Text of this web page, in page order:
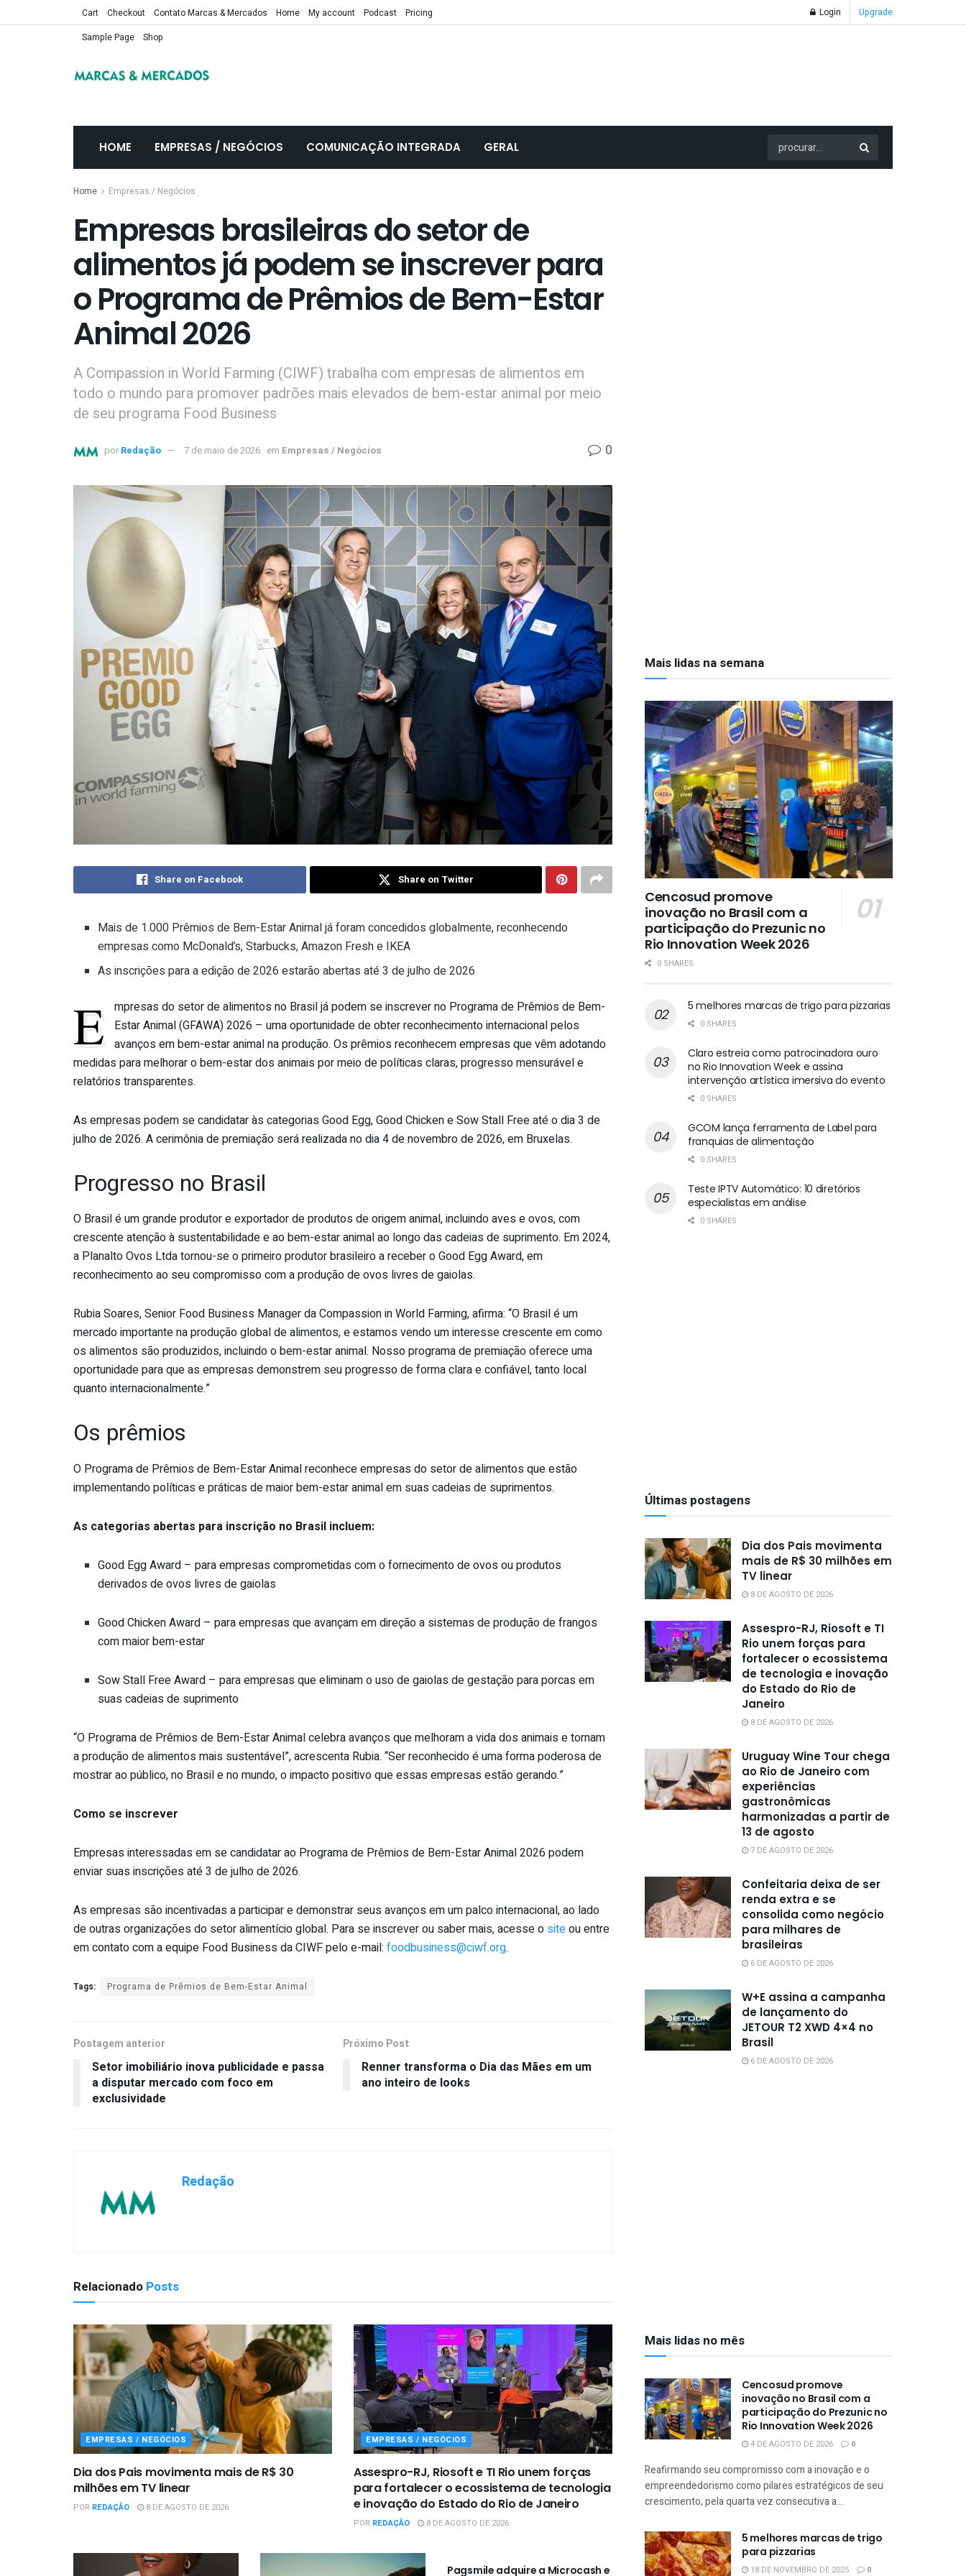
Cart Checkout Contato Marcas & Mercados Home My account Podcast
Pricing
Sample Page
Shop
Login Upgrade
HOME EMPRESAS / NEGÓCIOS COMUNICAÇÃO INTEGRADA GERAL
Home Empresas / Negócios
Empresas brasileiras do setor de
alimentos já podem se inscrever para
o Programa de Prêmios de Bem-Estar
Animal 2026
A Compassion in World Farming (CIWF) trabalha com empresas de alimentos em
todo o mundo para promover padrões mais elevados de bem-estar animal por meio
de seu programa Food Business
por Redação 7 de maio de 2026 em Empresas / Negócios 0
Share on Facebook Share on Twitter
Mais de 1.000 Prêmios de Bem-EstarAnimaljá foram concedidos globalmente, reconhecendo
empresas como McDonald’s, Starbucks, Amazon Fresh e IKEA
As inscrições para a edição de2026 estarão abertas até 3 de julho de2026
E
mpresas do setor de alimentos no Brasil já podem se inscrever no Programa de Prêmios de Bem-
EstarAnimal(GFAWA)2026 – uma oportunidade de obter reconhecimento internacional pelos
avanços em bem-estaranimalna produção. Os prêmios reconhecem empresas que vêm adotando
medidas para melhorar o bem-estar dos animais por meio de políticas claras, progresso mensurável e
relatórios transparentes.
As empresas podem se candidatar às categorias Good Egg, Good Chicken e Sow Stall Free até o dia 3 de
julho de2026. A cerimônia de premiação será realizada no dia 4 de novembro de2026, em Bruxelas.
Progresso no Brasil
O Brasil é um grande produtor e exportador de produtos de origemanimal, incluindo aves e ovos, com
crescente atenção à sustentabilidade e ao bem-estaranimalao longo das cadeias de suprimento. Em 2024,
a Planalto Ovos Ltda tornou-se o primeiro produtor brasileiro a receber o Good Egg Award, em
reconhecimento ao seu compromisso com a produção de ovos livres de gaiolas.
Rubia Soares, Senior Food Business Manager da Compassion in World Farming, afirma: “O Brasil é um
mercado importante na produção global de alimentos, e estamos vendo um interesse crescente em como
os alimentos são produzidos, incluindo o bem-estaranimal. Nosso programa de premiação oferece uma
oportunidade para que as empresas demonstrem seu progresso de forma clara e confiável, tanto local
quanto internacionalmente.”
Os prêmios
O Programa de Prêmios de Bem-EstarAnimalreconhece empresas do setor de alimentos que estão
implementando políticas e práticas de maior bem-estaranimalem suas cadeias de suprimentos.
As categorias abertas para inscrição no Brasil incluem:
Good Egg Award – para empresas comprometidas com o fornecimento de ovos ou produtos
derivados de ovos livres de gaiolas
Good Chicken Award – para empresas que avançam em direção a sistemas de produção de frangos
com maior bem-estar
Sow Stall Free Award – para empresas que eliminam o uso de gaiolas de gestação para porcas em
suas cadeias de suprimento
“O Programa de Prêmios de Bem-EstarAnimalcelebra avanços que melhoram a vida dos animais e tornam
a produção de alimentos mais sustentável”, acrescenta Rubia. “Ser reconhecido é uma forma poderosa de
mostrar ao público, no Brasil e no mundo, o impacto positivo que essas empresas estão gerando.”
Como se inscrever
Empresas interessadas em se candidatar ao Programa de Prêmios de Bem-EstarAnimal2026 podem
enviar suas inscrições até 3 de julho de2026.
As empresas são incentivadas a participar e demonstrar seus avanços em um palco internacional, ao lado
de outras organizações do setor alimentício global. Para se inscrever ou saber mais, acesse o siteou entre
em contato com a equipe Food Business da CIWF pelo e-mail: foodbusiness@ciwf.org.
Tags: Programa de Prêmios de Bem-Estar Animal
Postagem anterior
Setor imobiliário inova publicidade e passa
a disputar mercado com foco em
exclusividade
Próximo Post
Renner transforma o Dia das Mães em um
ano inteiro de looks
Redação
Relacionado Posts
EMPRESAS / NEGÓCIOS
Dia dos Pais movimenta mais de R$ 30
milhões em TV linear
POR REDAÇÃO 8 DE AGOSTO DE 2026
EMPRESAS / NEGÓCIOS
Assespro-RJ, Riosoft e TI Rio unem forças
para fortalecer o ecossistema de tecnologia
e inovação do Estado do Rio de Janeiro
POR REDAÇÃO
8 DE AGOSTO DE 2026
Pagsmile adquire a Microcash e
Mais lidas na semana
Cencosud promove
inovação no Brasil com a
participação do Prezunic no
Rio Innovation Week 2026
0 SHARES
5 melhores marcas de trigo para pizzarias
0 SHARES
Claro estreia como patrocinadora ouro
no Rio Innovation Week e assina
intervenção artística imersiva do evento
0 SHARES
GCOM lança ferramenta de Label para
franquias de alimentação
0 SHARES
Teste IPTV Automático: 10 diretórios
especialistas em análise
0 SHARES
Últimas postagens
Dia dos Pais movimenta
mais de R$ 30 milhões em
TV linear
8 DE AGOSTO DE 2026
Assespro-RJ, Riosoft e TI
Rio unem forças para
fortalecer o ecossistema
de tecnologia e inovação
do Estado do Rio de
Janeiro
8 DE AGOSTO DE 2026
Uruguay Wine Tour chega
ao Rio de Janeiro com
experiências
gastronômicas
harmonizadas a partir de
13 de agosto
7 DE AGOSTO DE 2026
Confeitaria deixa de ser
renda extra e se
consolida como negócio
para milhares de
brasileiras
6 DE AGOSTO DE 2026
W+E assina a campanha
de lançamento do
JETOUR T2 XWD 4×4 no
Brasil
6 DE AGOSTO DE 2026
Mais lidas no mês
Cencosud promove
inovação no Brasil com a
participação do Prezunic no
Rio Innovation Week 2026
4 DE AGOSTO DE 2026 0
Reafirmando seu compromisso com a inovação e o
empreendedorismo como pilares estratégicos de seu
crescimento, pela quarta vez consecutiva a...
5 melhores marcas de trigo
para pizzarias
18 DE NOVEMBRO DE 2025 0